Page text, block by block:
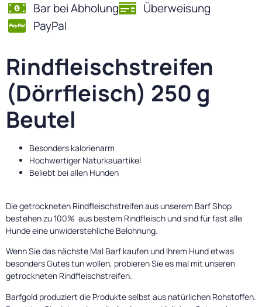
Bar bei Abholung
Überweisung
PayPal
Rindfleischstreifen
(Dörrfleisch) 250 g
Beutel
Besonders kalorienarm
Hochwertiger Naturkauartikel
Beliebt bei allen Hunden
Die getrockneten Rindfleischstreifen aus unserem Barf Shop
bestehen zu 100% aus bestem Rindfleisch und sind für fast alle
Hunde eine unwiderstehliche Belohnung.
Wenn Sie das nächste Mal Barf kaufen und Ihrem Hund etwas
besonders Gutes tun wollen, probieren Sie es mal mit unseren
getrockneten Rindfleischstreifen.
Barfgold produziert die Produkte selbst aus natürlichen Rohstoffen.